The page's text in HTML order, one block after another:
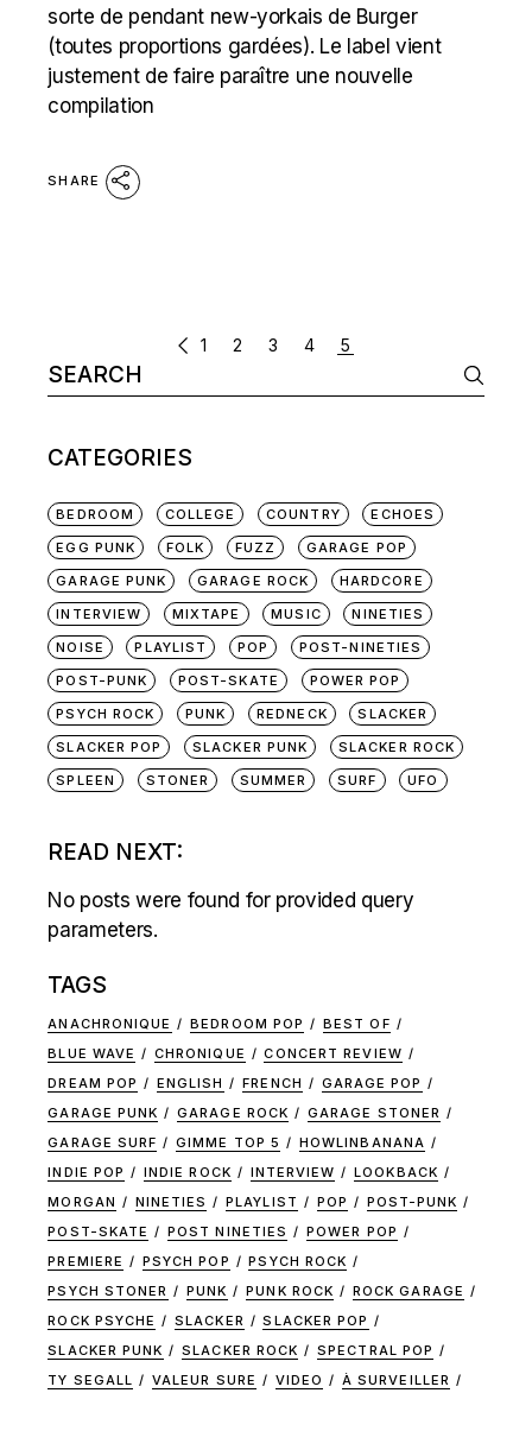
sorte de pendant new-yorkais de Burger
(toutes proportions gardées). Le label vient
justement de faire paraître une nouvelle
compilation
SHARE
NAVIGATION
1 2 3 4 5
Search
for:
CATEGORIES
BEDROOM COLLEGE COUNTRY
ECHOES
EGG PUNK
FOLK FUZZ
GARAGE POP
GARAGE PUNK
GARAGE ROCK
HARDCORE
INTERVIEW
MIXTAPE MUSIC
NINETIES
NOISE
PLAYLIST POP
POST-NINETIES
POST-PUNK
POST-SKATE
POWER POP
PSYCH ROCK
PUNK REDNECK
SLACKER
SLACKER POP
SLACKER PUNK
SLACKER ROCK
SPLEEN
STONER SUMMER SURF UFO
READ NEXT:
No posts were found for provided query
parameters.
TAGS
ANACHRONIQUE BEDROOM POP
BEST OF
BLUE WAVE
CHRONIQUE
CONCERT REVIEW
DREAM POP
ENGLISH FRENCH
GARAGE POP
GARAGE PUNK
GARAGE ROCK
GARAGE STONER
GARAGE SURF
GIMME TOP 5
HOWLINBANANA
INDIE POP
INDIE ROCK INTERVIEW
LOOKBACK
MORGAN
NINETIES PLAYLIST POP
POST-PUNK
POST-SKATE
POST NINETIES
POWER POP
PREMIERE
PSYCH POP
PSYCH ROCK
PSYCH STONER
PUNK PUNK ROCK
ROCK GARAGE
ROCK PSYCHE
SLACKER
SLACKER POP
SLACKER PUNK
SLACKER ROCK
SPECTRAL POP
TY SEGALL
VALEUR SURE VIDEO À SURVEILLER